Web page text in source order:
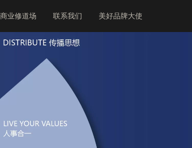
业修道场 联系我们 美好品牌大使